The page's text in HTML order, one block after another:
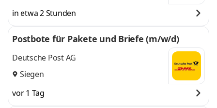
in etwa 2 Stunden
Postbote für Pakete und Briefe (m/w/d)
Deutsche Post AG
Siegen
vor 1 Tag